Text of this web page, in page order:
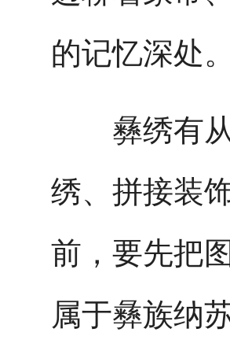
的记忆深处
彝绣有从
绣、拼接装
前，要先把
属于彝族纳